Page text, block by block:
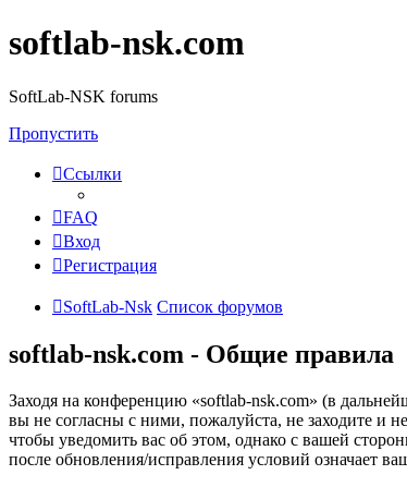
softlab-nsk.com
SoftLab-NSK forums
Пропустить
Ссылки
FAQ
Вход
Регистрация
SoftLab-Nsk Список форумов
softlab-nsk.com - Общие правила
Заходя на конференцию «softlab-nsk.com» (в
вы не согласны с ними, пожалуйста, не заходите и
чтобы уведомить вас об этом, однако с вашей
после обновления/исправления условий означает